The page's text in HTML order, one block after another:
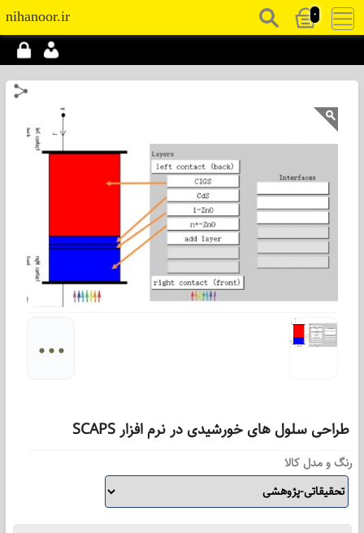
0
nihanoor.ir
...
طراحی سلول های خورشیدی در نرم افزار SCAPS
رنگ و مدل کالا